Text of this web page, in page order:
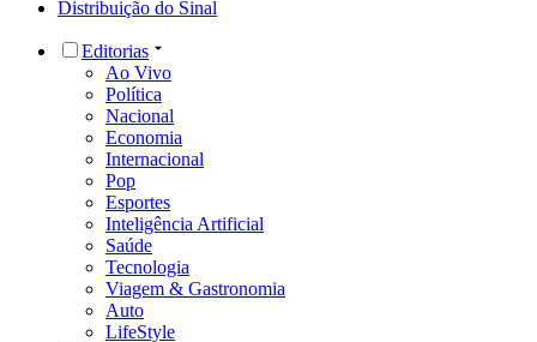
Distribuição do Sinal
Editorias
Ao Vivo
Política
Nacional
Economia
Internacional
Pop
Esportes
Inteligência Artificial
Saúde
Tecnologia
Viagem & Gastronomia
Auto
LifeStyle